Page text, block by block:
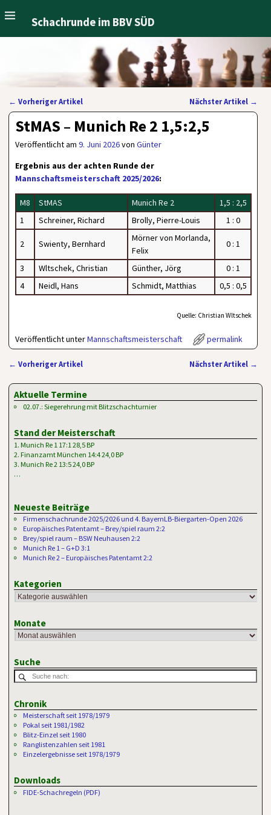
Schachrunde im BBV SÜD
Artikelnavigation
← Vorheriger Artikel Nächster Artikel →
StMAS – Munich Re 2 1,5:2,5
Veröffentlicht am9. Juni 2026vonGünter
Ergebnis aus der achten Runde der
Mannschaftsmeisterschaft 2025/2026:
M8 StMAS Munich Re 2
1,5 : 2,5
1
Schreiner, Richard Brolly, Pierre-Louis 1 : 0
2 Swienty, Bernhard
Mörner von Morlanda,
Felix
0 : 1
3 Wltschek, Christian Günther, Jörg
0 : 1
4
Neidl, Hans Schmidt, Matthias 0,5 : 0,5
Quelle: Christian Wltschek
Veröffentlicht unterMannschaftsmeisterschaft permalink
← Vorheriger Artikel Nächster Artikel →
Aktuelle Termine
02.07.: Siegerehrung mit Blitzschachturnier
Stand der Meisterschaft
1. Munich Re 1 17:1 28,5 BP
2. Finanzamt München 14:4 24,0 BP
3. Munich Re 2 13:5 24,0 BP
…
Neueste Beiträge
Firmenschachrunde 2025/2026 und 4. BayernLB-Biergarten-Open 2026
Europäisches Patentamt – Brey/spiel raum 2:2
Brey/spiel raum – BSW Neuhausen 2:2
Munich Re 1 – G+D 3:1
Munich Re 2 – Europäisches Patentamt 2:2
Kategorien
Monate
Suche
Chronik
Meisterschaft seit 1978/1979
Pokal seit 1981/1982
Blitz-Einzel seit 1980
Ranglistenzahlen seit 1981
Einzelergebnisse seit 1978/1979
Downloads
FIDE-Schachregeln (PDF)